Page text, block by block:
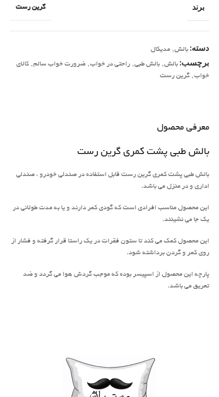
معرفی محصول
بالش طبی پشت کمری گرین رست
بالش طبی پشت کمری گرین رست قابل استفاده در صندلی خودرو ، صندلی
اداری و در منزل می باشد.
این محصول مناسب افرادی است که گودی کمر دارند و یا به مدت طولانی در
یک جا می نشینند.
این محصول کمک می کند تا ستون فقرات در یک راستا قرار گرفته و فشار از
روی کمر و گردن برداشته شود.
پارچه این محصول از اسپیسر بوده که موجب گردش هوا می گردد و ضد
تعریق می باشد.
برند گرین رست
دسته: بالش, مدیکال
برچسب: بالش, بالش طبی, راحتی در خواب, ضرورت خواب سالم, کالای
خواب, گرین رست